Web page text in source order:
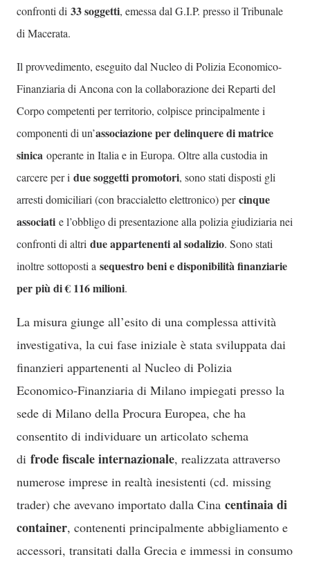
confronti di 33 soggetti, emessa dal G.I.P. presso il Tribunale
di Macerata.
Il provvedimento, eseguito dal Nucleo di Polizia Economico-
Finanziaria di Ancona con la collaborazione dei Reparti del
Corpo competenti per territorio, colpisce principalmente i
componenti di un’associazione per delinquere di matrice
sinica operante in Italia e in Europa. Oltre alla custodia in
carcere per i due soggetti promotori, sono stati disposti gli
arresti domiciliari (con braccialetto elettronico) percinque
associati e l’obbligo di presentazione alla polizia giudiziaria nei
confronti di altri due appartenenti al sodalizio. Sono stati
inoltre sottoposti a sequestro beni e disponibilità finanziarie
per più di € 116 milioni.
La misura giunge all’esito di una complessa attività
investigativa, la cui fase iniziale è stata sviluppata dai
finanzieri appartenenti al Nucleo di Polizia
Economico-Finanziaria di Milano impiegati presso la
sede di Milano della Procura Europea, che ha
consentito di individuare un articolato schema
di frode fiscale internazionale, realizzata attraverso
numerose imprese in realtà inesistenti (cd. missing
trader) che avevano importato dalla Cina centinaia di
container, contenenti principalmente abbigliamento e
accessori, transitati dalla Grecia e immessi in consumo